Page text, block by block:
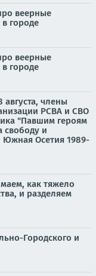
веерные
городе
веерные
городе
члены
РСВА и СВО
"Павшим героям
свободу и
Южная Осетия 1989-
как тяжело
и разделяем
Городского и